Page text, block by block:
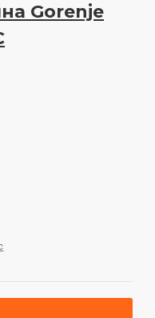
Gorenje